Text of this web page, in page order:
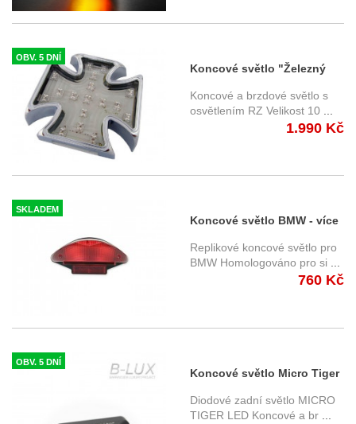
OBV. 5 DNÍ
Koncové světlo "Železný
kříž" LED
Koncové a brzdové světlo s
osvětlením RZ Velikost 10
1.990 Kč
SKLADEM
Koncové světlo BMW - více
modelů
Replikové koncové světlo pro
BMW Homologováno pro si
760 Kč
OBV. 5 DNÍ
Koncové světlo Micro Tiger
LED - homologované
Diodové zadní světlo MICRO
TIGER LED Koncové a br